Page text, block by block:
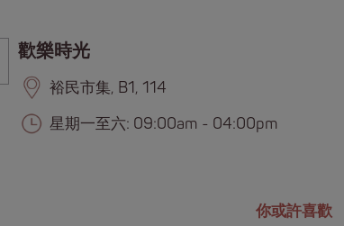
歡樂時光
裕民市集, B1, 114
星期一至六: 09:00am - 04:00pm
你或許喜歡